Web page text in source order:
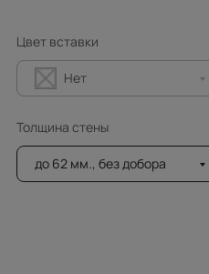
Цвет вставки
Нет
Толщина стены
до 62 мм., без добора